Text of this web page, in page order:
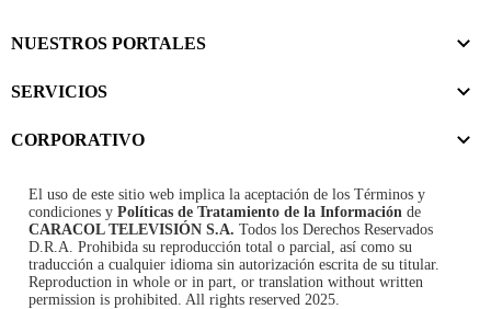
NUESTROS PORTALES
SERVICIOS
CORPORATIVO
El uso de este sitio web implica la aceptación de los Términos y
condiciones y Políticas de Tratamiento de la Información de
CARACOL TELEVISIÓN S.A. Todos los Derechos Reservados
D.R.A. Prohibida su reproducción total o parcial, así como su
traducción a cualquier idioma sin autorización escrita de su titular.
Reproduction in whole or in part, or translation without written
permission is prohibited. All rights reserved 2025.